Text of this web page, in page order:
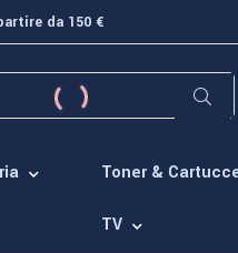
da 150 €
Toner &
TV